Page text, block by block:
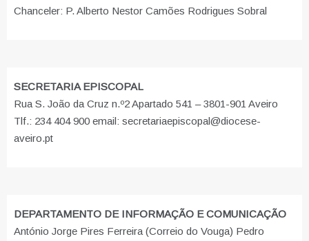
Chanceler: P. Alberto Nestor Camões Rodrigues Sobral
SECRETARIA EPISCOPAL
Rua S. João da Cruz n.º2 Apartado 541 – 3801-901 Aveiro
Tlf.: 234 404 900 email: secretariaepiscopal@diocese-
aveiro.pt
DEPARTAMENTO DE INFORMAÇÃO E COMUNICAÇÃO
António Jorge Pires Ferreira (Correio do Vouga) Pedro